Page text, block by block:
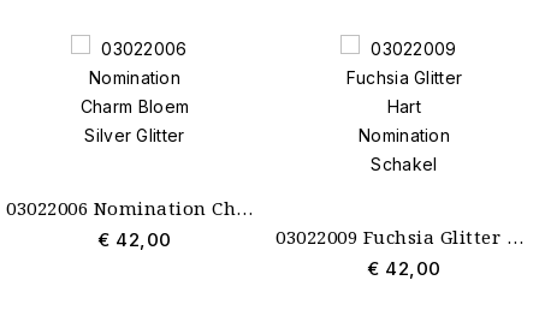
03022006 Nomination Charm Bloem Silver Glitter
€ 42,00 03022009 Fuchsia Glitter Hart Nomination Schakel
€ 42,00